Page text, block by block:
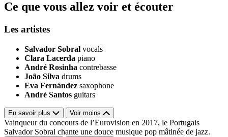
Ce que vous allez voir et écouter
Les artistes
Salvador Sobral vocals
Clara Lacerda piano
André Rosinha contrebasse
João Silva drums
Eva Fernández saxophone
André Santos guitars
En savoir plus Voir moins
Vainqueur du concours de l’Eurovision en 2017, le Portugais
Salvador Sobral chante une douce musique pop mâtinée de jazz.